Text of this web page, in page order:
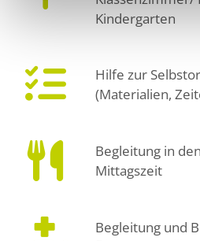
Kindergarten
Hilfe zur
(Materialien,
Begleitung in
Mittagszeit
Begleitung und